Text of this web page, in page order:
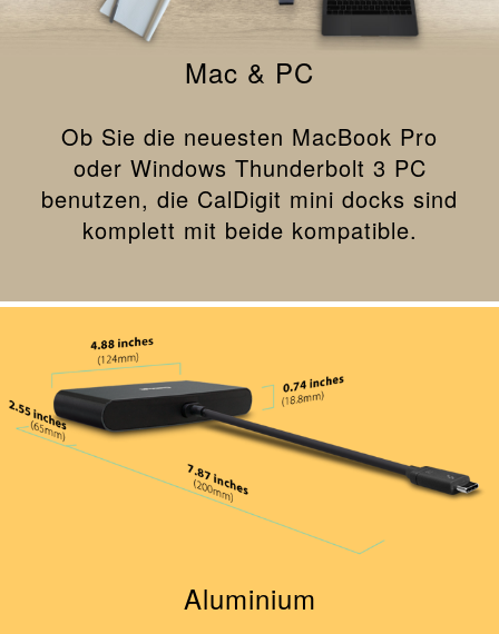
Mac & PC
Ob Sie die neuesten MacBook Pro
oder Windows Thunderbolt 3 PC
benutzen, die CalDigit mini docks sind
komplett mit beide kompatible.
Aluminium